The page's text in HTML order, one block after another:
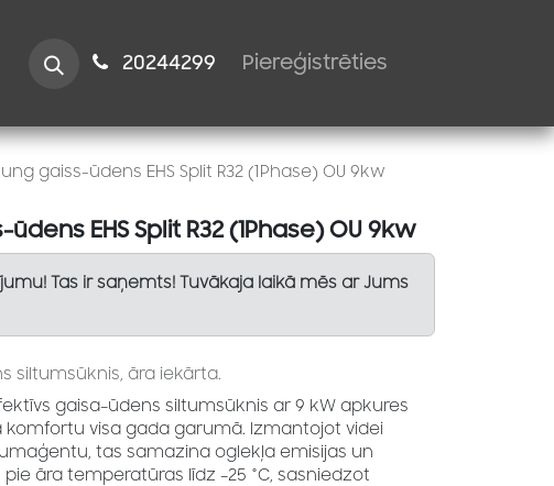
2024​​4299 Piereģistrēties
gaiss-ūdens EHS Split R32 (1Phase) OU 9kw
EHS Split R32 (1Phase) OU 9kw
Tas ir saņemts! Tuvākaja laikā mēs ar Jums
siltumsūknis, āra iekārta.
gaisa–ūdens siltumsūknis ar 9 kW apkures
komfortu visa gada garumā. Izmantojot videi
tas samazina oglekļa emisijas un
āra temperatūras līdz –25 °C, sasniedzot